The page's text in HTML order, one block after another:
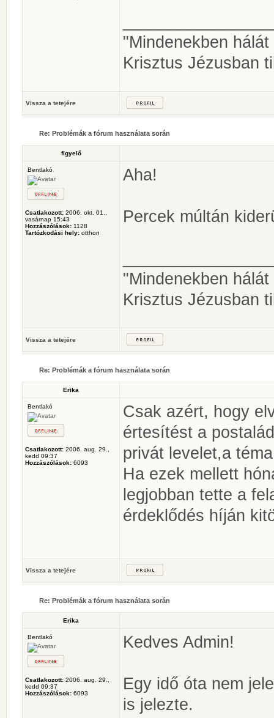
"Mindenekben
Krisztus Jézusban
Vissza a tetejére
Re: Problémák a fórum használata során
figyelő
Bentlakó
Csatlakozott: 2006. okt. 01.,
vasárnap 15:43
Hozzászólások: 1128
Tartózkodási hely: otthon
Aha!
Percek múltán
"Mindenekben
Krisztus Jézusban
Vissza a tetejére
Re: Problémák a fórum használata során
Erika
Bentlakó
Csatlakozott: 2006. aug. 29.,
kedd 09:37
Hozzászólások: 6093
Csak azért, hogy
értesítést a
privát levelet,a
Ha ezek mellett
legjobban tette a
érdeklődés híján
Vissza a tetejére
Re: Problémák a fórum használata során
Erika
Bentlakó
Csatlakozott: 2006. aug. 29.,
kedd 09:37
Hozzászólások: 6093
Kedves Admin!
Egy idő óta nem
is jelezte.